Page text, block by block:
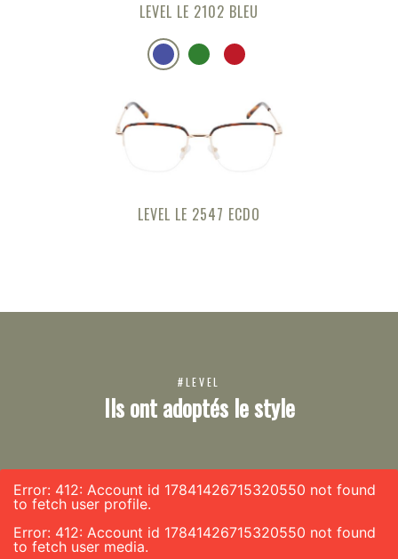
LEVEL LE 2102 BLEU
LEVEL LE 2547 ECDO
#LEVEL
Ils ont adoptés le style
Error: 412: Account id 17841426715320550 not found
to fetch user profile.
Error: 412: Account id 17841426715320550 not found
to fetch user media.